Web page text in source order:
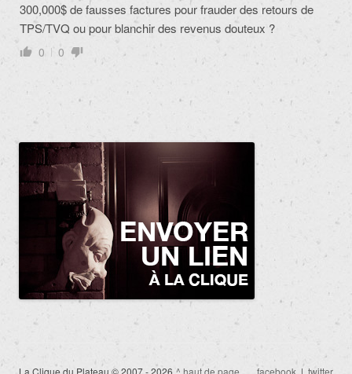
300,000$ de fausses factures pour frauder des retours de
TPS/TVQ ou pour blanchir des revenus douteux ?
0 0